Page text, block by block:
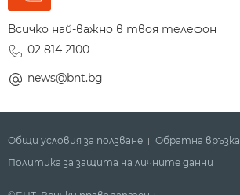
Всичко най-важно в твоя телефон
02 814 2100
news@bnt.bg
Общи условия за ползване Обратна връзка
Политика за защита на личните данни